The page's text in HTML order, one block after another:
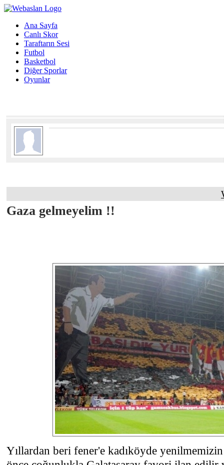
Ana Sayfa
Canlı Skor
Taraftarın Sesi
Futbol
Basketbol
Diğer Sporlar
Oyunlar
Gaza gelmeyelim !!
Yıllardan beri fener'e kadıköyde